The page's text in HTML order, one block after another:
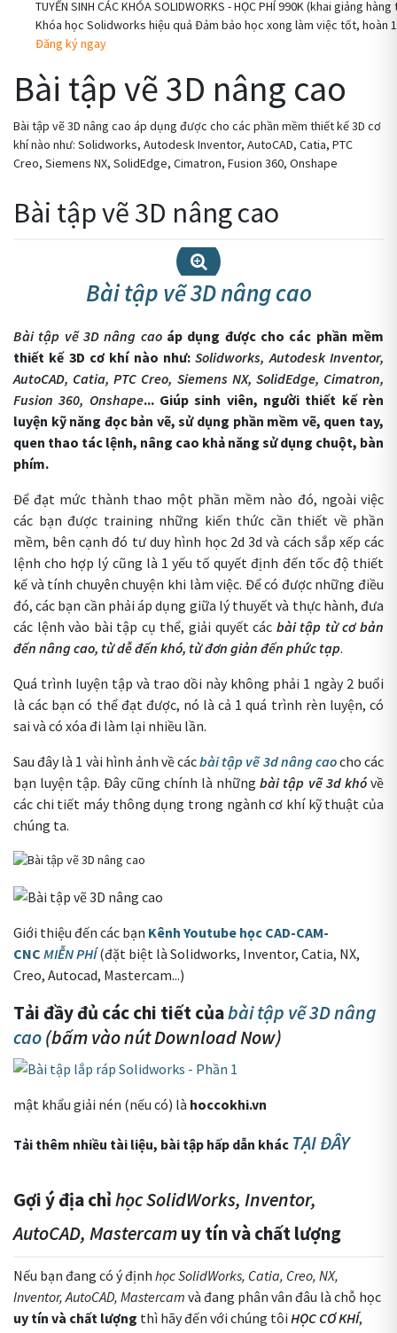
TUYỂN SINH CÁC KHÓA SOLIDWORKS - HỌC PHÍ 990K (khai giảng
Khóa học Solidworks hiệu quả Đảm bảo học xong làm việc tốt,
Đăng ký ngay
Bài tập vẽ 3D nâng cao
Bài tập vẽ 3D nâng cao áp dụng được cho các phần mềm thiết kế 3D cơ
khí nào như: Solidworks, Autodesk Inventor, AutoCAD, Catia, PTC
Creo, Siemens NX, SolidEdge, Cimatron, Fusion 360, Onshape
Bài tập vẽ 3D nâng cao
Bài tập vẽ 3D nâng cao
Bài tập vẽ 3D nâng cao
Bài tập vẽ 3D nâng caoáp dụng được cho các phần mềm
thiết kế 3D cơ khí nào như:Solidworks, Autodesk Inventor,
AutoCAD, Catia, PTC Creo, Siemens NX, SolidEdge, Cimatron,
Fusion 360, Onshape... Giúp sinh viên, người thiết kế rèn
luyện kỹ năng đọc bản vẽ, sử dụng phần mềm vẽ, quen tay,
quen thao tác lệnh, nâng cao khả năng sử dụng chuột, bàn
phím.
Để đạt mức thành thao một phần mềm nào đó, ngoài việc
các bạn được training những kiến thức cần thiết về phần
mềm, bên cạnh đó tư duy hình học 2d 3d và cách sắp xếp các
lệnh cho hợp lý cũng là 1 yếu tố quyết định đến tốc độ thiết
kế và tính chuyên chuyện khi làm việc. Để có được những điều
đó, các bạn cần phải áp dụng giữa lý thuyết và thực hành, đưa
các lệnh vào bài tập cụ thể, giải quyết các bài tập từ cơ bản
đến nâng cao, từ dễ đến khó, từ đơn giản đến phức tạp.
Quá trình luyện tập và trao dồi này không phải 1 ngày 2 buổi
là các bạn có thể đạt được, nó là cả 1 quá trình rèn luyện, có
sai và có xóa đi làm lại nhiều lần.
Sau đây là 1 vài hình ảnh về cácbài tập vẽ 3d nâng caocho các
bạn luyện tập. Đây cũng chính là nhữngbài tập vẽ 3d khóvề
các chi tiết máy thông dụng trong ngành cơ khí kỹ thuật của
chúng ta.
Giới thiệu đến các bạn Kênh Youtube học CAD-CAM-
CNC MIỄN PHÍ(đặt biệt là Solidworks, Inventor, Catia, NX,
Creo, Autocad, Mastercam...)
Tải đầy đủ các chi tiết củabài tập vẽ 3D nâng
cao(bấm vào nút Download Now)
mật khẩu giải nén (nếu có) là hoccokhi.vn
Tải thêm nhiều tài liệu, bài tập hấp dẫn khác TẠI ĐÂY
Gợi ý địa chỉhọc SolidWorks, Inventor,
AutoCAD, Mastercamuy tín và chất lượng
Nếu bạn đang có ý định học SolidWorks, Catia, Creo, NX,
Inventor, AutoCAD, Mastercam và đang phân vân đâu là chỗ học
uy tín và chất lượng thì hãy đến với chúng tôi HỌC CƠ KHÍ,